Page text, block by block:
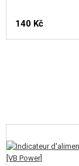
CHARGEURS
BATTERIE
CÂBLES DE
140 Kč